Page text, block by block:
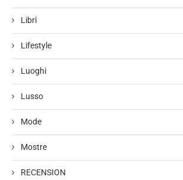
Libri
Lifestyle
Luoghi
Lusso
Mode
Mostre
RECENSION